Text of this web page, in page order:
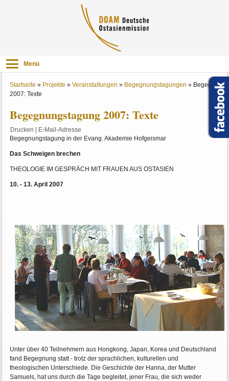
Menü
Startseite » Projekte »Veranstaltungen » Begegnungstagungen »
2007: Texte
Begegnungstagung 2007: Texte
Drucken
E-Mail-Adresse
Begegnungstagung in der Evang. Akademie Hofgeismar
Das Schweigen brechen
THEOLOGIE IM GESPRÄCH MIT FRAUEN AUS OSTASIEN
10. - 13. April 2007
Unter über 40 Teilnehmern aus Hongkong, Japan, Korea und Deutschland
fand Begegnung statt - trotz der sprachlichen, kulturellen und
theologischen Unterschiede. Die Geschichte der Hanna, der Mutter
Samuels, hat uns durch die Tage begleitet, jener Frau, die sich weder